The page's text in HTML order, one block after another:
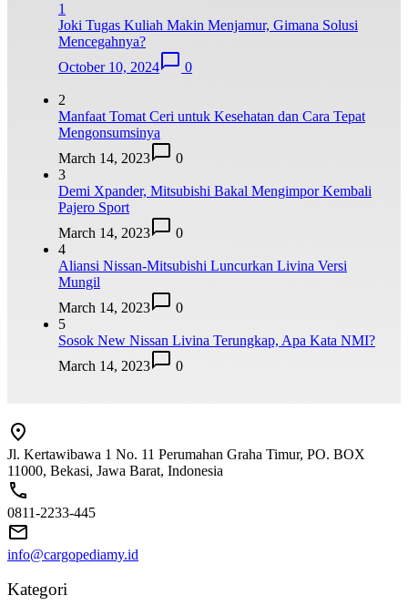
1
Joki Tugas Kuliah Makin Menjamur, Gimana Solusi
Mencegahnya?
October 10, 2024
0
2
Manfaat Tomat Ceri untuk Kesehatan dan Cara Tepat
Mengonsumsinya
March 14, 2023
0
3
Demi Xpander, Mitsubishi Bakal Mengimpor Kembali
Pajero Sport
March 14, 2023
0
4
Aliansi Nissan-Mitsubishi Luncurkan Livina Versi
Mungil
March 14, 2023
0
5
Sosok New Nissan Livina Terungkap, Apa Kata NMI?
March 14, 2023
0
Jl. Kertawibawa 1 No. 11 Perumahan Graha Timur, PO. BOX
11000, Bekasi, Jawa Barat, Indonesia
0811-2233-445
info@cargopediamy.id
Kategori